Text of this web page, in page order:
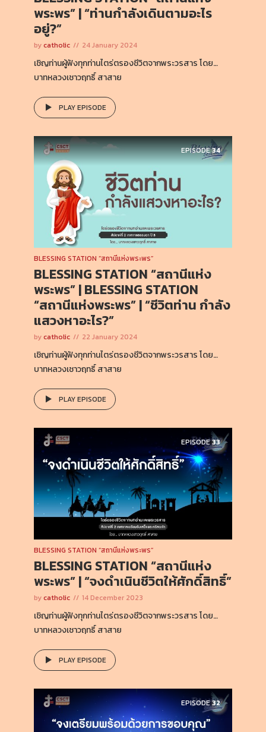
พระพร” | “ท่านกำลังเดินตามอะไร
อยู่?”
bycatholic 24 January 2024
เชิญท่านผู้ฟังทุกท่านไตร่ตรองชีวิตจากพระวรสาร โดย…
บาทหลวงเชาวฤทธิ์ สาสาย
PLAY EPISODE
EPISODE34
BLESSING STATION “สถานีแห่งพระพร”
BLESSING STATION “สถานีแห่ง
พระพร” | BLESSING STATION
“สถานีแห่งพระพร” | “ชีวิตท่าน กำลัง
แสวงหาอะไร?”
bycatholic 22 January 2024
เชิญท่านผู้ฟังทุกท่านไตร่ตรองชีวิตจากพระวรสาร โดย…
บาทหลวงเชาวฤทธิ์ สาสาย
PLAY EPISODE
EPISODE33
BLESSING STATION “สถานีแห่งพระพร”
BLESSING STATION “สถานีแห่ง
พระพร” | “จงดำเนินชีวิตให้ศักดิ์สิทธิ์”
bycatholic 14 December 2023
เชิญท่านผู้ฟังทุกท่านไตร่ตรองชีวิตจากพระวรสาร โดย…
บาทหลวงเชาวฤทธิ์ สาสาย
PLAY EPISODE
EPISODE32